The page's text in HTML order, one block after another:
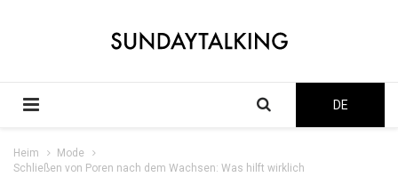
DE
Heim
Mode
Schließen von Poren nach dem Wachsen: Was hilft wirklich